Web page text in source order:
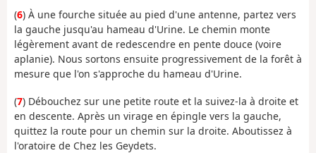
(6) À une fourche située au pied d'une antenne, partez vers
la gauche jusqu'au hameau d'Urine. Le chemin monte
légèrement avant de redescendre en pente douce (voire
aplanie). Nous sortons ensuite progressivement de la forêt à
mesure que l'on s'approche du hameau d'Urine.
(7) Débouchez sur une petite route et la suivez-la à droite et
en descente. Après un virage en épingle vers la gauche,
quittez la route pour un chemin sur la droite. Aboutissez à
l'oratoire de Chez les Geydets.